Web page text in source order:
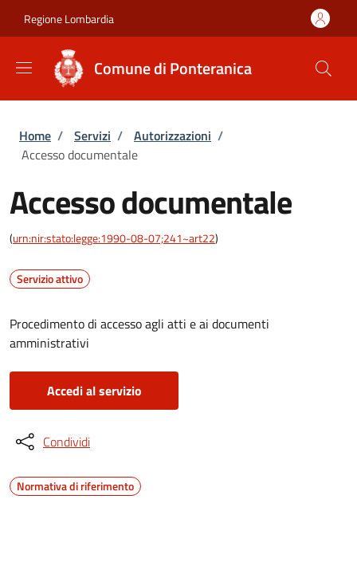
Regione Lombardia
Comune di Ponteranica
Briciole di pane
Home / Servizi / Autorizzazioni /
Accesso documentale
Accesso documentale
(urn:nir:stato:legge:1990-08-07;241~art22)
Servizio attivo
Procedimento di accesso agli atti e ai documenti
amministrativi
Accedi al servizio
Condividi
Normativa di riferimento